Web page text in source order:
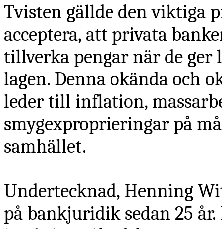
Tvisten gällde den viktiga
acceptera, att privata
tillverka pengar när de
lagen. Denna okända och
leder till inflation,
smygexproprieringar på
samhället.
Undertecknad, Henning
på bankjuridik sedan 25